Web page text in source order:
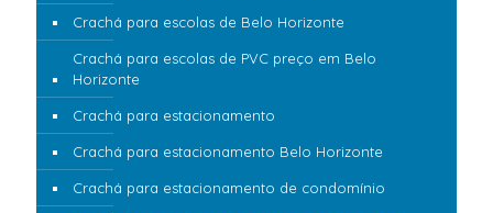
Crachá para escolas de Belo Horizonte
Crachá para escolas de PVC preço em Belo
Horizonte
Crachá para estacionamento
Crachá para estacionamento Belo Horizonte
Crachá para estacionamento de condomínio